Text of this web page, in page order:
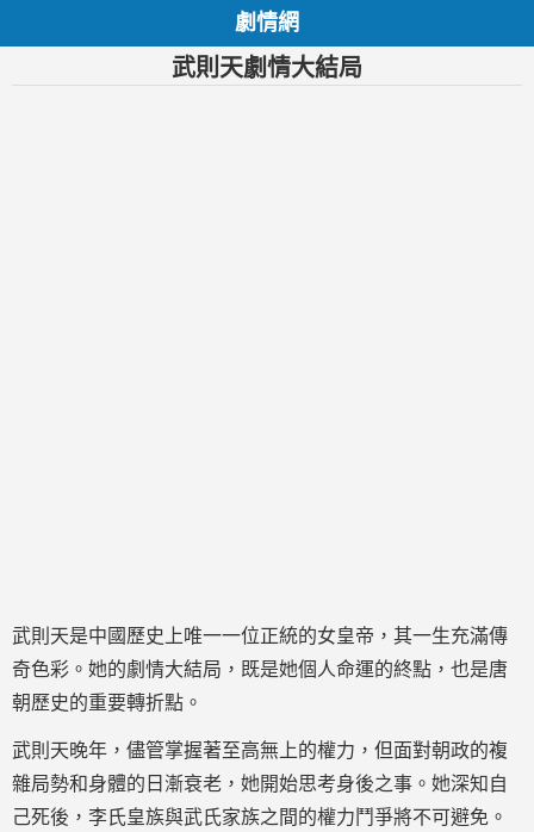
劇情網
武則天劇情大結局
武則天是中國歷史上唯一一位正統的女皇帝，其一生充滿傳
奇色彩。她的劇情大結局，既是她個人命運的終點，也是唐
朝歷史的重要轉折點。
武則天晚年，儘管掌握著至高無上的權力，但面對朝政的複
雜局勢和身體的日漸衰老，她開始思考身後之事。她深知自
己死後，李氏皇族與武氏家族之間的權力鬥爭將不可避免。